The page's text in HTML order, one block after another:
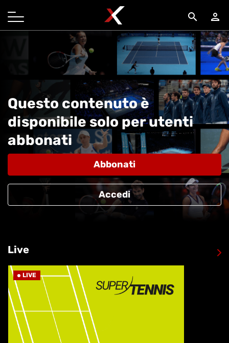
search person
Questo contenuto è
disponibile solo per utenti
abbonati
Abbonati
Accedi
Live
LIVE